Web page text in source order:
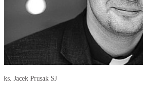
ks. Jacek Prusak SJ